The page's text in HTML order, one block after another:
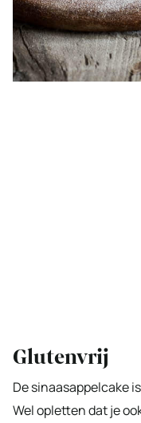
Glutenvrij
De sinaasappelcake
Wel opletten dat je